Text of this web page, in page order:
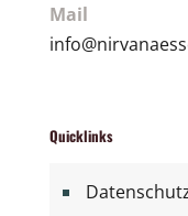
Mail
Quicklinks